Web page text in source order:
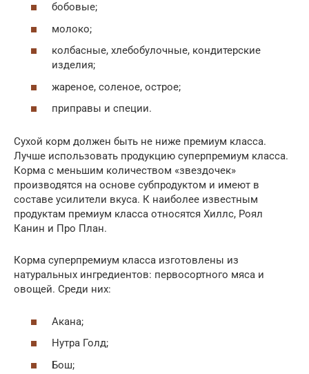
бобовые;
молоко;
колбасные, хлебобулочные, кондитерские
изделия;
жареное, соленое, острое;
приправы и специи.
Сухой корм должен быть не ниже премиум класса.
Лучше использовать продукцию суперпремиум класса.
Корма с меньшим количеством «звездочек»
производятся на основе субпродуктом и имеют в
составе усилители вкуса. К наиболее известным
продуктам премиум класса относятся Хиллс, Роял
Канин и Про План.
Корма суперпремиум класса изготовлены из
натуральных ингредиентов: первосортного мяса и
овощей. Среди них:
Акана;
Нутра Голд;
Бош;